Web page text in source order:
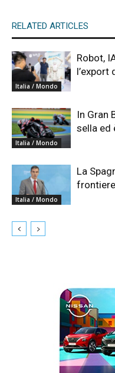
RELATED ARTICLES
Italia / Mondo
Robot,
l’export
Italia / Mondo
In Gran
sella ed
Italia / Mondo
La